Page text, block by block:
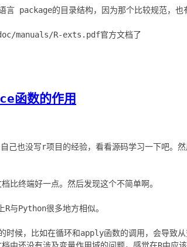
言 package的目录结构，因为那个比较规范，也
函数的作用
己也没写r项目的经验，看看源码学习一下吧。
比终端好一点。然后发现这个不简单啊。
与Python很多地方相似。
时候，比如在循环和apply函数的调用，会导致